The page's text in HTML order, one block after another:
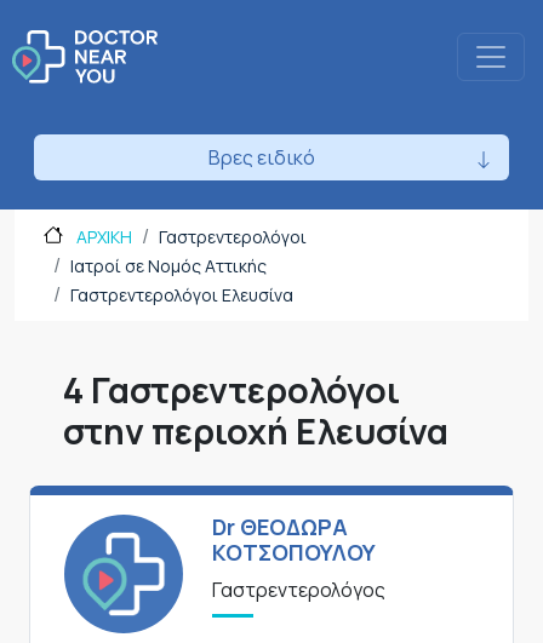
Βρες ειδικό
ΑΡΧΙΚΗ
Γαστρεντερολόγοι
Ιατροί σε Νομός Αττικής
Γαστρεντερολόγοι Ελευσίνα
4 Γαστρεντερολόγοι
στην περιοχή Ελευσίνα
Dr ΘΕΟΔΩΡΑ
ΚΟΤΣΟΠΟΥΛΟΥ
Γαστρεντερολόγος